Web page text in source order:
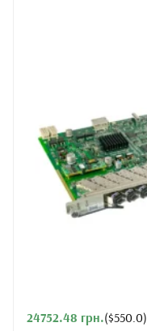
24752.48 грн.($550.0)